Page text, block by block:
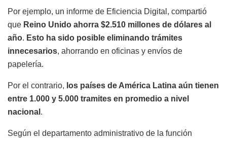
Por ejemplo, un informe de Eficiencia Digital, compartió
que Reino Unido ahorra $2.510 millones de dólares al
año. Esto ha sido posible eliminando trámites
innecesarios, ahorrando en oficinas y envíos de
papelería.
Por el contrario, los países de América Latina aún tienen
entre 1.000 y 5.000 tramites en promedio a nivel
nacional .
Según el departamento administrativo de la función